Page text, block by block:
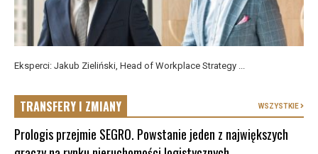
Eksperci: Jakub Zieliński, Head of Workplace Strategy ...
TRANSFERY I ZMIANY WSZYSTKIE
Prologis przejmie SEGRO. Powstanie jeden z największych